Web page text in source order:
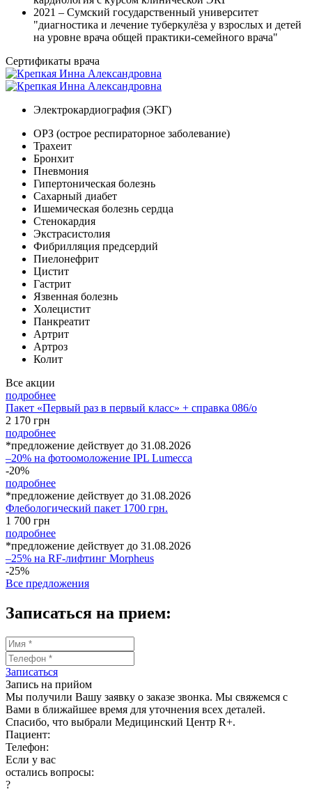
2021 – Сумский государственный университет
"диагностика и лечение туберкулёза у взрослых и детей
на уровне врача общей практики-семейного врача"
Сертификаты врача
Электрокардиография (ЭКГ)
ОРЗ (острое респираторное заболевание)
Трахеит
Бронхит
Пневмония
Гипертоническая болезнь
Сахарный диабет
Ишемическая болезнь сердца
Стенокардия
Экстрасистолия
Фибрилляция предсердий
Пиелонефрит
Цистит
Гастрит
Язвенная болезнь
Холецистит
Панкреатит
Артрит
Артроз
Колит
Все акции
подробнее
Пакет «Первый раз в первый класс» + справка 086/о
2 170 грн
подробнее
*предложение действует до 31.08.2026
–20% на фотоомоложение IPL Lumecca
-20%
подробнее
*предложение действует до 31.08.2026
Флебологический пакет 1700 грн.
1 700 грн
подробнее
*предложение действует до 31.08.2026
–25% на RF-лифтинг Morpheus
-25%
Все предложения
Записаться на прием:
Записаться
Запись на прийом
Мы получили Вашу заявку о заказе звонка. Мы свяжемся с
Вами в ближайшее время для уточнения всех деталей.
Спасибо, что выбрали Медицинский Центр R+.
Пациент:
Телефон:
Если у вас
остались вопросы:
?